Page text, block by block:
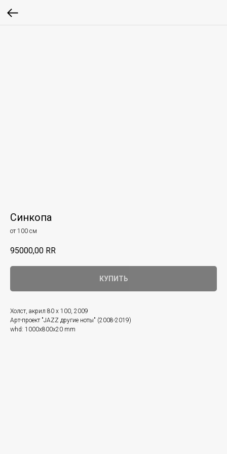
Синкопа
от 100 см
95000,00 RR
КУПИТЬ
Холст, акрил 80 х 100, 2009
Арт-проект "JAZZ другие ноты" (2008-2019)
whd: 1000x800x20 mm